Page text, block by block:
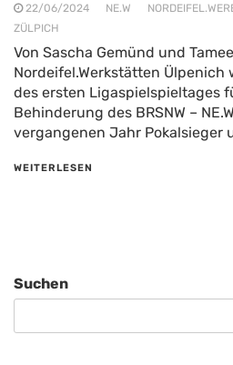
22/06/2024 NE.W
ZÜLPICH
Von Sascha Gemünd und
Nordeifel.Werkstätten
des ersten Ligaspielspieltages
Behinderung des BRSNW –
vergangenen Jahr Pokalsieger
WEITERLESEN
Suchen